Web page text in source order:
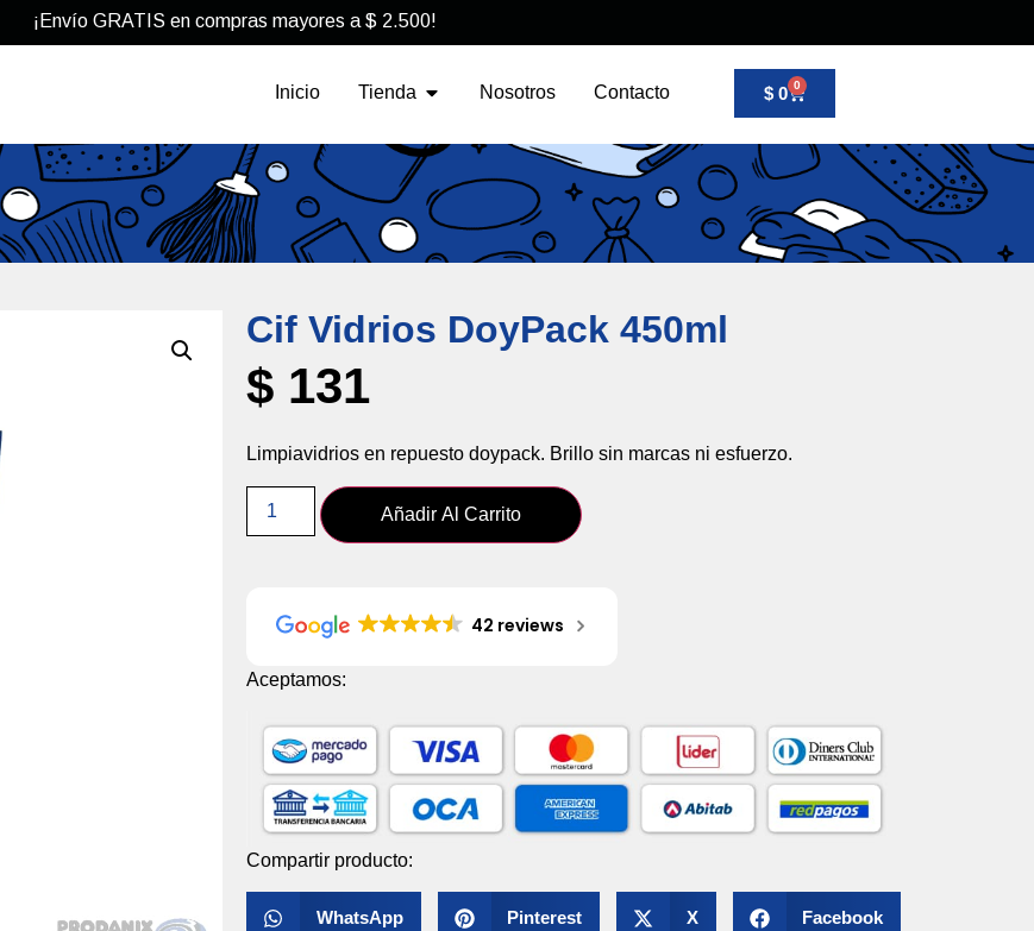
Inicio Tienda Nosotros Contacto $ 0 0
Cif Vidrios DoyPack 450ml
$ 131
Limpiavidrios en repuesto doypack. Brillo sin marcas ni esfuerzo.
Añadir Al Carrito
42 reviews
Aceptamos:
Compartir producto:
WhatsApp Pinterest X Facebook
¡Envío GRATIS en compras mayores a $2.500!